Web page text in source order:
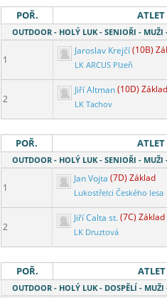
POŘ. ATLET
OUTDOOR - HOLÝ LUK - SENIOŘI - MUŽI
1
Jaroslav Krejčí(10B)
LK ARCUS Plzeň
2
Jiří Altman(10D) Základ
LK Tachov
POŘ. ATLET
OUTDOOR - HOLÝ LUK - SENIOŘI - MUŽI
1
Jan Vojta (7D) Základ
Lukostřelci Českého lesa
2
Jiří Calta st.(7C) Základ
LK Druztová
POŘ. ATLET
OUTDOOR - HOLÝ LUK - DOSPĚLÍ -